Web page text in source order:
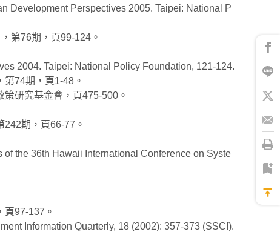
Development Perspectives 2005. Taipei: National P
第76期，頁99-124。
2004. Taipei: National Policy Foundation, 121-124.
74期，頁1-48。
研究基金會，頁475-500。
期，頁66-77。
the 36th Hawaii International Conference on Syste
97-137。
Information Quarterly, 18 (2002): 357-373 (SSCI).